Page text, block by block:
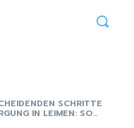
SCHRITTE
IN LEIMEN: SO...